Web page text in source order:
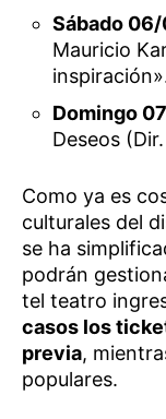
Sábado
Mauricio
Domingo
Deseos
Como ya es
culturales del
se ha
podrán
tel teatro
casos los
previa,
populares.